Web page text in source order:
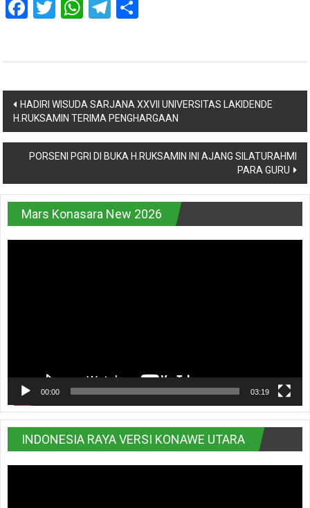
Facebook
Twitter
WhatsApp
Telegram
Navigasi
pos
HADIRI WISUDA SARJANA XXVII UNIVERSITAS LAKIDENDE
H.RUKSAMIN TERIMA PENGHARGAAN
PORSENI PGRI DI BUKA H.RUKSAMIN INI AJANG SILATURAHMI
PARA GURU
Mars Konasara New 2026
00:00 03:19
INDONESIA RAYA VERSI KONAWE UTARA